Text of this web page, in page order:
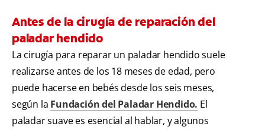
Antes de la cirugía de reparación del
paladar hendido
La cirugía para reparar un paladar hendido suele
realizarse antes de los 18 meses de edad, pero
puede hacerse en bebés desde los seis meses,
según la Fundación del Paladar Hendido. El
paladar suave es esencial al hablar, y algunos